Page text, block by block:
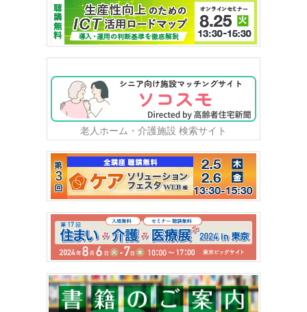
老人ホーム・介護施設 検索サイト